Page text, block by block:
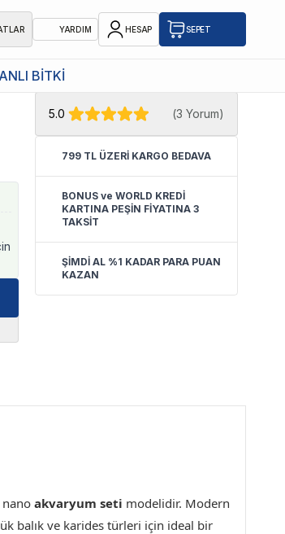
YARDIM HESAP SEPET
BİTKİ
★ Atakan Petshop,
satıcısıdır.
5.0 (3 Yorum)
799 TL ÜZERİ KARGO BEDAVA
BONUS ve WORLD KREDİ
KARTINA PEŞİN FİYATINA 3
TAKSİT
ŞİMDİ AL %1 KADAR PARA PUAN
KAZAN
nano akvaryum seti modelidir. Modern
balık ve karides türleri için ideal bir